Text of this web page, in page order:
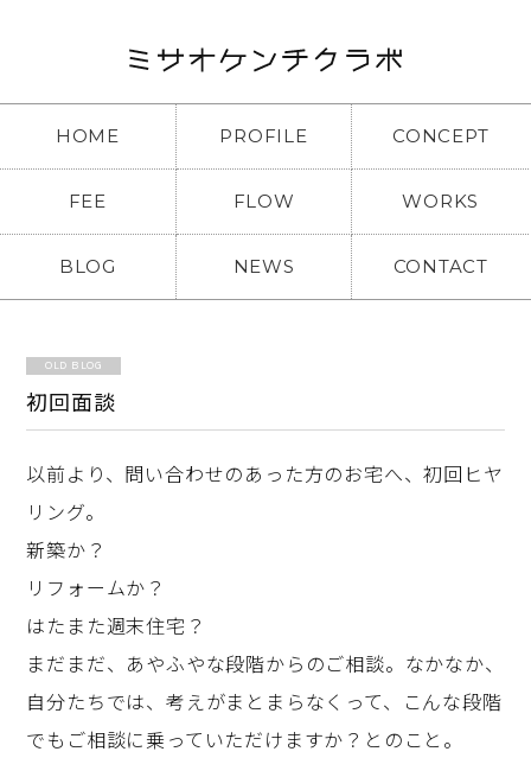
HOME PROFILE CONCEPT
FEE FLOW WORKS
BLOG NEWS CONTACT
OLD BLOG
初回面談
以前より、問い合わせのあった方のお宅へ、初回ヒヤ
リング。
新築か？
リフォームか？
はたまた週末住宅？
まだまだ、あやふやな段階からのご相談。なかなか、
自分たちでは、考えがまとまらなくって、こんな段階
でもご相談に乗っていただけますか？とのこと。